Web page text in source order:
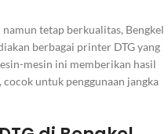
tetap berkualitas, Bengkel
berbagai printer DTG yang
mesin ini memberikan hasil
untuk penggunaan jangka